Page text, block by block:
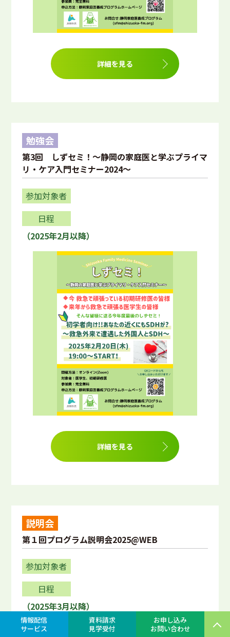
詳細を見る
勉強会
第3回 しずセミ！～静岡の家庭医と学ぶプライマ
リ・ケア入門セミナー2024～
参加対象者
日程
（2025年2月以降）
詳細を見る
説明会
第１回プログラム説明会2025@WEB
参加対象者
日程
（2025年3月以降）
情報配信
サービス
資料請求
見学受付
お申し込み
お問い合わせ